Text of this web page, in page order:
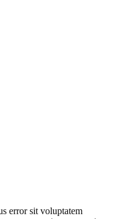
error sit voluptatem